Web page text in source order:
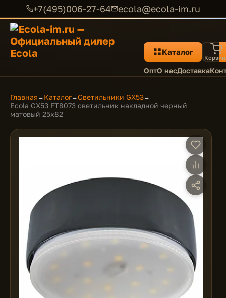
+7(495)006-27-64 ecola@ecola-im.ru
Каталог
ОптО насДоставка
Главная → Каталог→Светильники GX53→
Ecola GX53 FT8073 светильник накладной черный
матовый 25x82